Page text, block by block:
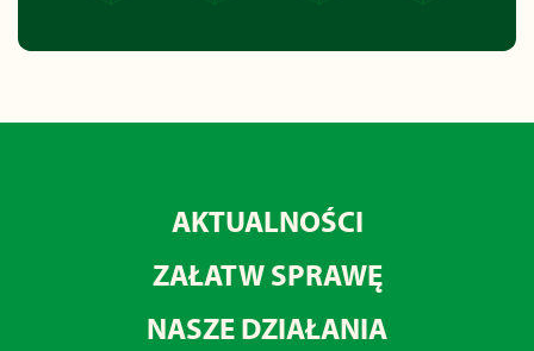
AKTUALNOŚCI
ZAŁATW SPRAWĘ
NASZE DZIAŁANIA